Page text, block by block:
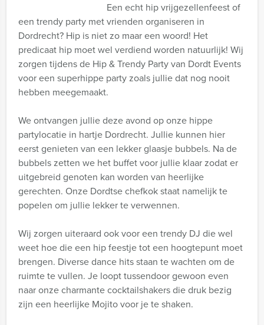
Een echt hip vrijgezellenfeest of
een trendy party met vrienden organiseren in
Dordrecht? Hip is niet zo maar een woord! Het
predicaat hip moet wel verdiend worden natuurlijk! Wij
zorgen tijdens de Hip & Trendy Party van Dordt Events
voor een superhippe party zoals jullie dat nog nooit
hebben meegemaakt.
We ontvangen jullie deze avond op onze hippe
partylocatie in hartje Dordrecht. Jullie kunnen hier
eerst genieten van een lekker glaasje bubbels. Na de
bubbels zetten we het buffet voor jullie klaar zodat er
uitgebreid genoten kan worden van heerlijke
gerechten. Onze Dordtse chefkok staat namelijk te
popelen om jullie lekker te verwennen.
Wij zorgen uiteraard ook voor een trendy DJ die wel
weet hoe die een hip feestje tot een hoogtepunt moet
brengen. Diverse dance hits staan te wachten om de
ruimte te vullen. Je loopt tussendoor gewoon even
naar onze charmante cocktailshakers die druk bezig
zijn een heerlijke Mojito voor je te shaken.